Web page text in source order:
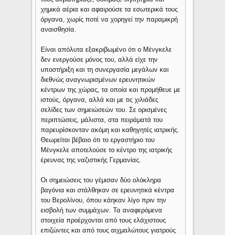
χημικά αέρια και αφαιρούσε τα εσωτερικά τους
όργανα, χωρίς ποτέ να χορηγεί την παραμικρή
αναισθησία.
Είναι απόλυτα εξακριβωμένο ότι ο Μένγκελε
δεν ενεργούσε μόνος του, αλλά είχε την
υποστήριξη και τη συνεργασία μεγάλων και
διεθνώς αναγνωρισμένων ερευνητικών
κέντρων της χώρας, τα οποία και προμήθευε με
ιστούς, όργανα, αλλά και με τις χιλιάδες
σελίδες των σημειώσεών του. Σε ορισμένες
περιπτώσεις, μάλιστα, στα πειράματά του
παρευρίσκονταν ακόμη και καθηγητές ιατρικής.
Θεωρείται βέβαιο ότι το εργαστήριο του
Μένγκελε αποτελούσε το κέντρο της ιατρικής
έρευνας της ναζιστικής Γερμανίας.
Οι σημειώσεις του γέμισαν δύο ολόκληρα
βαγόνια και στάλθηκαν σε ερευνητικά κέντρα
του Βερολίνου, όπου κάηκαν λίγο πριν την
εισβολή των συμμάχων. Τα αναφερόμενα
στοιχεία προέρχονται από τους ελάχιστους
επιζώντες και από τους αιχμαλώτους γιατρούς